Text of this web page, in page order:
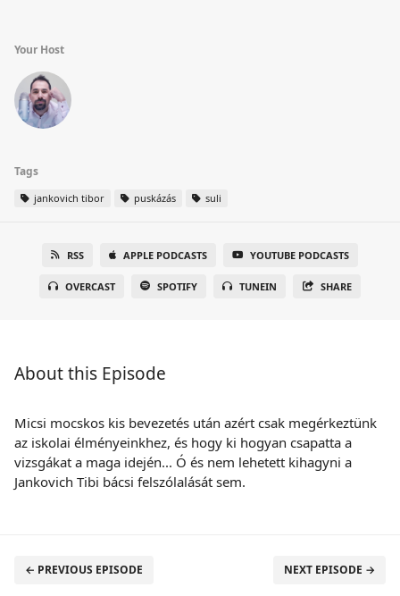
Your Host
Tags
jankovich tibor puskázás suli
RSS APPLE PODCASTS YOUTUBE PODCASTS
OVERCAST SPOTIFY TUNEIN SHARE
About this Episode
Micsi mocskos kis bevezetés után azért csak megérkeztünk
az iskolai élményeinkhez, és hogy ki hogyan csapatta a
vizsgákat a maga idején... Ó és nem lehetett kihagyni a
Jankovich Tibi bácsi felszólalását sem.
← PREVIOUS EPISODE NEXT EPISODE →